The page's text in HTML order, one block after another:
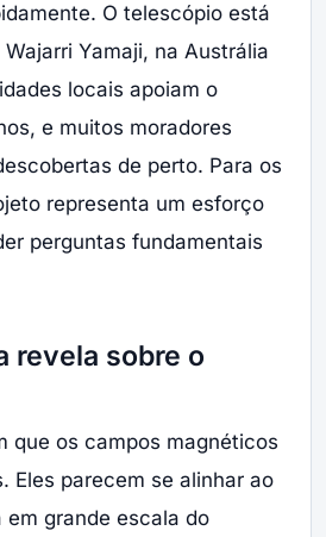
O telescópio está
Yamaji, na Austrália
locais apoiam o
e muitos moradores
de perto. Para os
representa um esforço
perguntas fundamentais
revela sobre o
que os campos magnéticos
Eles parecem se alinhar ao
em grande escala do